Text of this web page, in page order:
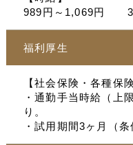
989円～1,069円
福利厚生
【社会保険・各種保
・通勤手当時給（上
り。
・試用期間3ヶ月（条